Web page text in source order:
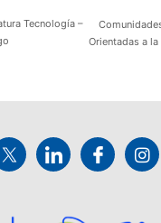
Tecnología –
Orientadas a